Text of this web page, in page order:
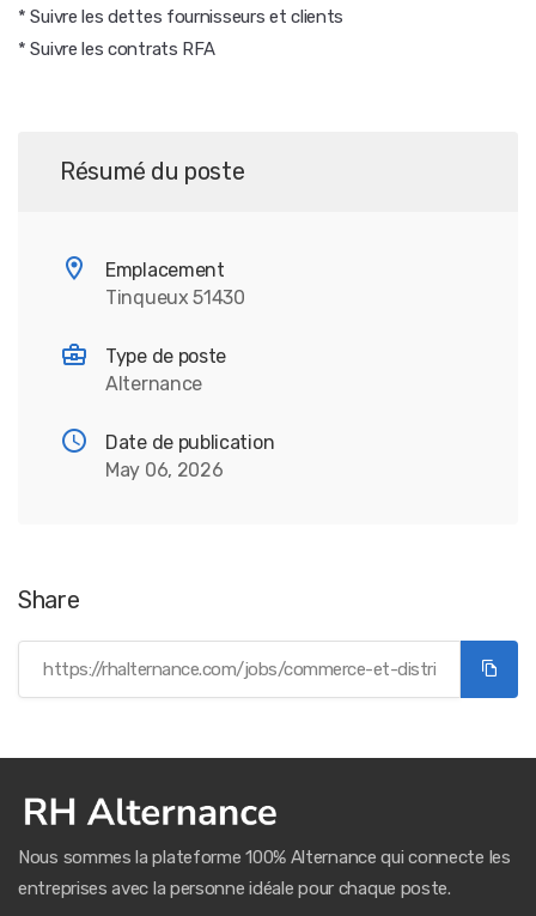
* Suivre les dettes fournisseurs et clients
* Suivre les contrats RFA
Résumé du poste
Emplacement
Tinqueux 51430
Type de poste
Alternance
Date de publication
May 06, 2026
Share
Nous sommes la plateforme 100% Alternance qui connecte les
entreprises avec la personne idéale pour chaque poste.